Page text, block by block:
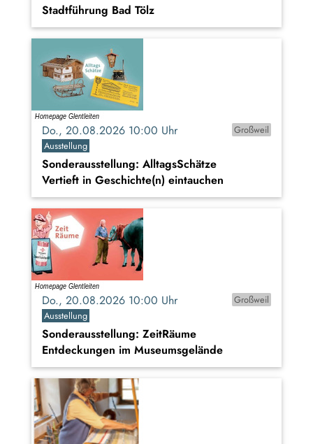
Stadtführung Bad Tölz
Do., 20.08.2026 10:00 Uhr
Großweil
Ausstellung
Sonderausstellung: AlltagsSchätze
Vertieft in Geschichte(n) eintauchen
Do., 20.08.2026 10:00 Uhr
Großweil
Ausstellung
Sonderausstellung: ZeitRäume
Entdeckungen im Museumsgelände